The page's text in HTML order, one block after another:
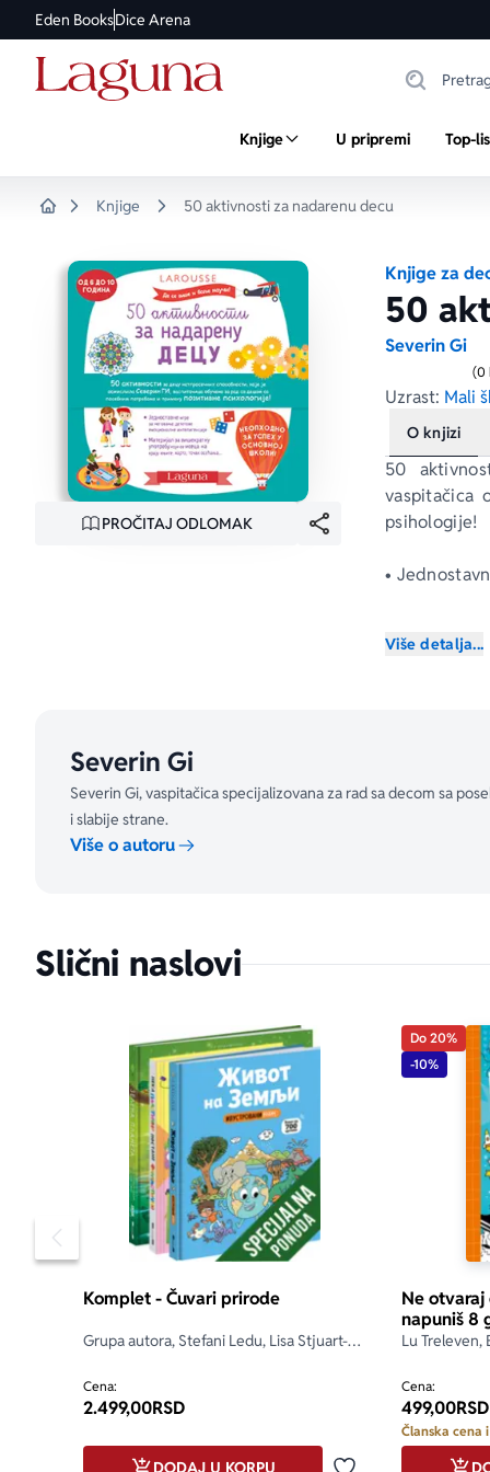
Eden BooksDice Arena
Knjige U pripremi Top-
Knjige 50 aktivnosti za nadarenu decu
PROČITAJ ODLOMAK
Knjige za
50
Severin Gi
(0
Uzrast: Mali
O knjizi
50
vaspitačica
psihologije!
•
karte, točak
Severin Gi,
projekte
Pronađite u
• aktivnosti
• vežbe za
•
• materijal
Više detalja...
Severin Gi
Severin Gi, vaspitačica specijalizovana za rad sa decom sa
i slabije strane.
Više o autoru
Slični naslovi
Pomeranje sadržaja slajdera u levo
Komplet - Čuvari prirode
Grupa autora, Stefani Ledu, Lisa Stjuart-
Cena:
2.499,00RSD
DODAJ U KORPU
Do 20%
-10%
Ne
napuniš 8
Lu Treleven,
Cena:
499,00RSD
Članska cena